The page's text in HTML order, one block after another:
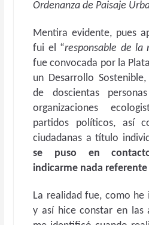
Ordenanza de Paisaje
Mentira evidente, pues
fui el “responsable de la
fue convocada por la
un Desarrollo
de doscientas
organizaciones
partidos políticos, así
ciudadanas a título
se puso en
indicarme nada
La realidad fue, como he
y así hice constar en las